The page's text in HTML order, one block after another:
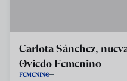
Carlota Sánchez,
Oviedo Femenino
FEMENINO